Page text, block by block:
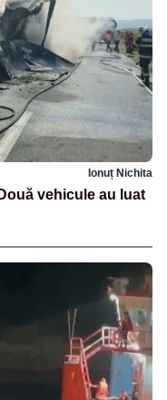
Ionuț Nichita
vehicule au luat